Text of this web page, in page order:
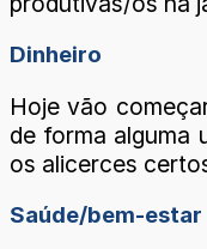
Dinheiro
Hoje vão
de forma alguma
os alicerces
Saúde/bem-estar